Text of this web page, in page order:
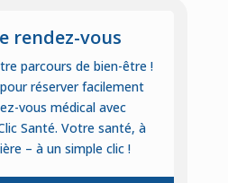
rendez-vous
parcours de bien-être !
réserver facilement
vous médical avec
Santé. Votre santé, à
– à un simple clic !